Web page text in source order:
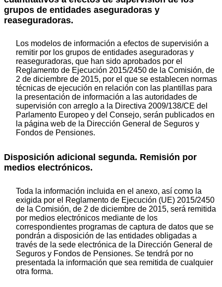
grupos de entidades aseguradoras y
reaseguradoras.
Los modelos de información a efectos de supervisión a
remitir por los grupos de entidades aseguradoras y
reaseguradoras, que han sido aprobados por el
Reglamento de Ejecución 2015/2450 de la Comisión, de
2 de diciembre de 2015, por el que se establecen normas
técnicas de ejecución en relación con las plantillas para
la presentación de información a las autoridades de
supervisión con arreglo a la Directiva 2009/138/CE del
Parlamento Europeo y del Consejo, serán publicados en
la página web de la Dirección General de Seguros y
Fondos de Pensiones.
Disposición adicional segunda. Remisión por
medios electrónicos.
Toda la información incluida en el anexo, así como la
exigida por el Reglamento de Ejecución (UE) 2015/2450
de la Comisión, de 2 de diciembre de 2015, será remitida
por medios electrónicos mediante de los
correspondientes programas de captura de datos que se
pondrán a disposición de las entidades obligadas a
través de la sede electrónica de la Dirección General de
Seguros y Fondos de Pensiones. Se tendrá por no
presentada la información que sea remitida de cualquier
otra forma.